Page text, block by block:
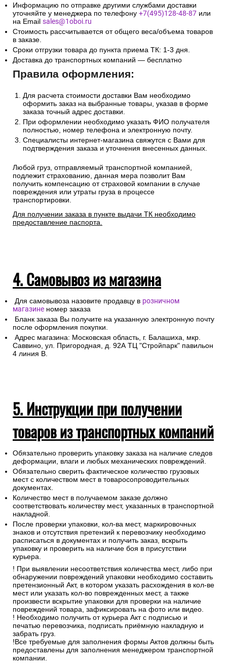
Информацию по отправке другими службами доставки
уточняйте у менеджера по телефону +7(495)128-48-87 или
на Email sales@1oboi.ru
Стоимость рассчитывается от общего веса/объема товаров
в заказе.
Сроки отгрузки товара до пункта приема ТК: 1-3 дня.
Доставка до транспортных компаний — бесплатно
Правила оформления:
Для расчета стоимости доставки Вам необходимо
оформить заказ на выбранные товары, указав в форме
заказа точный адрес доставки.
При оформлении необходимо указать ФИО получателя
полностью, номер телефона и электронную почту.
Специалисты интернет-магазина свяжутся с Вами для
подтверждения заказа и уточнения внесенных данных.
Любой груз, отправляемый транспортной компанией,
подлежит страхованию, данная мера позволит Вам
получить компенсацию от страховой компании в случае
повреждения или утраты груза в процессе
транспортировки.
Для получении заказа в пункте выдачи ТК необходимо
предоставление паспорта.
4. Самовывоз из магазина
Для самовывоза назовите продавцу в розничном
магазине номер заказа
Бланк заказа Вы получите на указанную электронную почту
после оформления покупки.
Адрес магазина: Московская область, г. Балашиха, мкр.
Саввино, ул. Пригородная, д. 92А ТЦ "Стройпарк" павильон
4 линия В.
5. Инструкции при получении
товаров из транспортных компаний
Обязательно проверить упаковку заказа на наличие следов
деформации, влаги и любых механических повреждений.
Обязательно сверить фактическое количество грузовых
мест с количеством мест в товаросопроводительных
документах.
Количество мест в получаемом заказе должно
соответствовать количеству мест, указанных в транспортной
накладной.
После проверки упаковки, кол-ва мест, маркировочных
знаков и отсутствия претензий к перевозчику необходимо
расписаться в документах и получить заказ, вскрыть
упаковку и проверить на наличие боя в присутствии
курьера.
! При выявлении несоответствия количества мест, либо при
обнаружении повреждений упаковки необходимо составить
претензионный Акт, в котором указать расхождения в кол-ве
мест или указать кол-во поврежденных мест, а также
произвести вскрытие упаковки для проверки на наличие
повреждений товара, зафиксировать на фото или видео.
! Необходимо получить от курьера Акт с подписью и
печатью перевозчика, подписать приёмную накладную и
забрать груз.
!Все требуемые для заполнения формы Актов должны быть
предоставлены для заполнения менеджером транспортной
компании.